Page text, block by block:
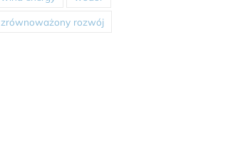
zrównoważony rozwój